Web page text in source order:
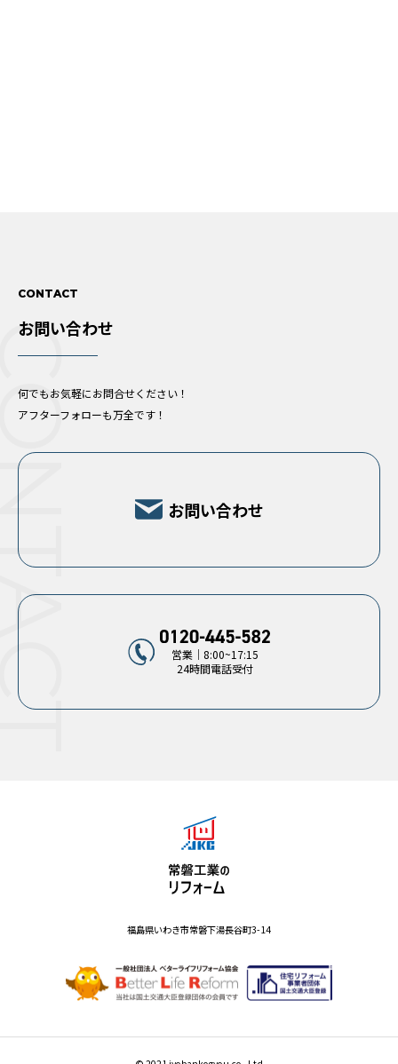
CONTACT
お問い合わせ
何でもお気軽にお問合せください！
アフターフォローも万全です！
お問い合わせ
営業｜8:00~17:15
24時間電話受付
福島県いわき市常磐下湯長谷町3-14